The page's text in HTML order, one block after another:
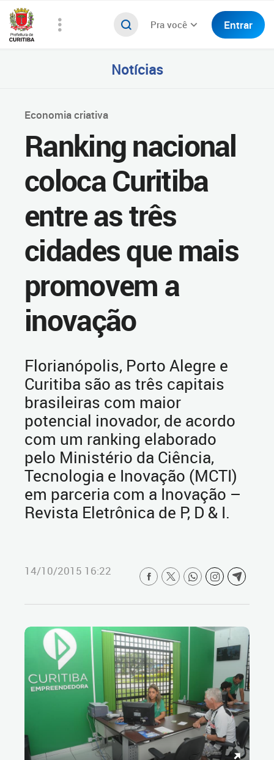
Pra você Entrar
Notícias
Economia criativa
Ranking nacional
coloca Curitiba
entre as três
cidades que mais
promovem a
inovação
Florianópolis, Porto Alegre e
Curitiba são as três capitais
brasileiras com maior
potencial inovador, de acordo
com um ranking elaborado
pelo Ministério da Ciência,
Tecnologia e Inovação (MCTI)
em parceria com a Inovação –
Revista Eletrônica de P, D & I.
14/10/2015 16:22